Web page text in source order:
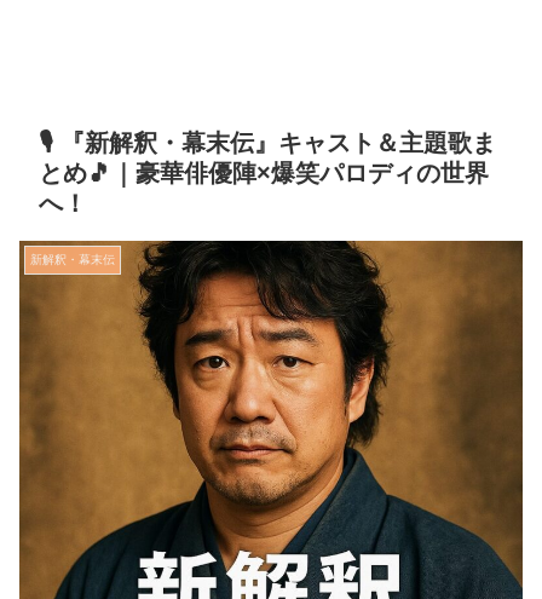
🎙️ 『新解釈・幕末伝』キャスト＆主題歌ま
とめ🎵｜豪華俳優陣×爆笑パロディの世界
へ！
新解釈・幕末伝